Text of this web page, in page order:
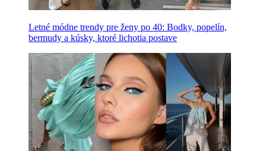
Letné módne trendy pre ženy po 40: Bodky, popelín,
bermudy a kúsky, ktoré lichotia postave